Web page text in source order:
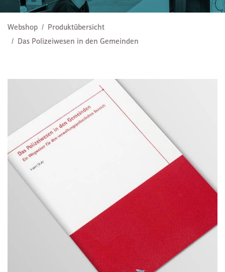
Webshop
Produktübersicht
Das Polizeiwesen in den Gemeinden
Das Polizeiwesen in den Gemeinden